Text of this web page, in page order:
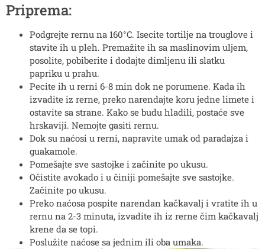
Priprema:
Podgrejte rernu na 160°C. Isecite tortilje na trouglove i
stavite ih u pleh. Premažite ih sa maslinovim uljem,
posolite, pobiberite i dodajte dimljenu ili slatku
papriku u prahu.
Pecite ih u rerni 6-8 min dok ne porumene. Kada ih
izvadite iz rerne, preko narendajte koru jedne limete i
ostavite sa strane. Kako se budu hladili, postaće sve
hrskaviji. Nemojte gasiti rernu.
Dok su naćosi u rerni, napravite umak od paradajza i
guakamole.
Pomešajte sve sastojke i začinite po ukusu.
Očistite avokado i u činiji pomešajte sve sastojke.
Začinite po ukusu.
Preko naćosa pospite narendan kačkavalj i vratite ih u
rernu na 2-3 minuta, izvadite ih iz rerne čim kačkavalj
krene da se topi.
Poslužite naćose sa jednim ili oba umaka.